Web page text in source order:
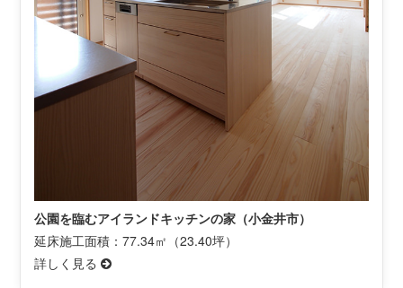
公園を臨むアイランドキッチンの家（小金井市）
延床施工面積：77.34㎡（23.40坪）
詳しく見る